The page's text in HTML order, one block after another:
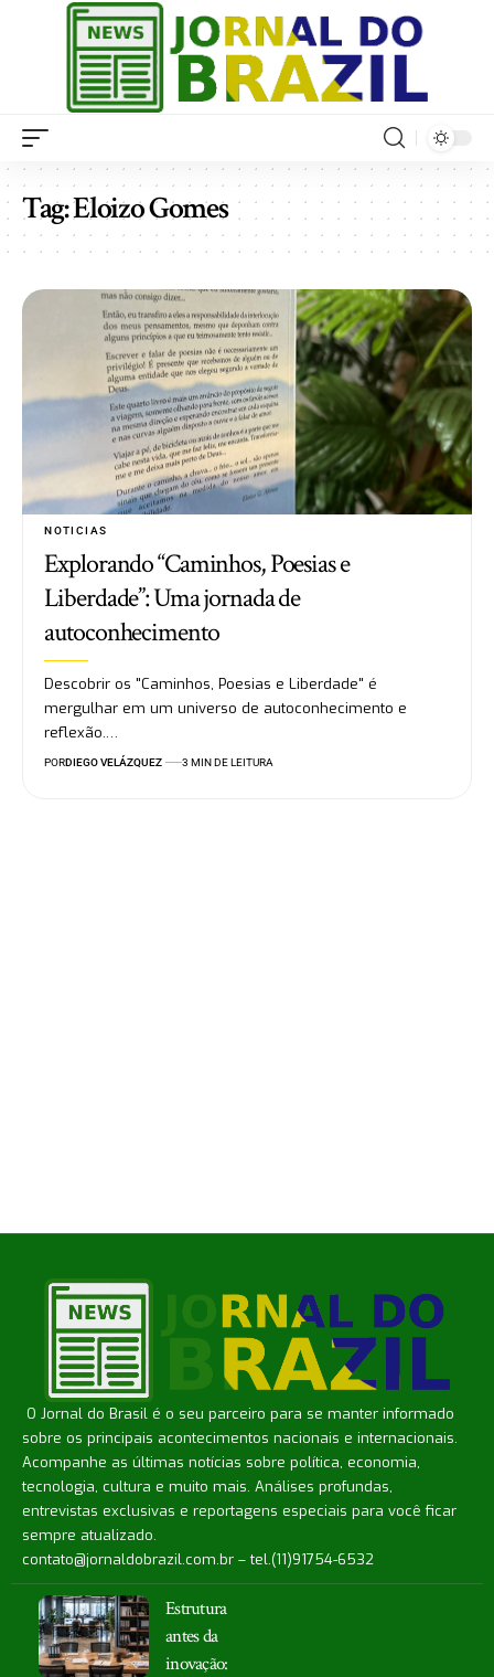
Tag:Eloizo Gomes
NOTICIAS
Explorando “Caminhos, Poesias e
Liberdade”: Uma jornada de
autoconhecimento
Descobrir os "Caminhos, Poesias e Liberdade" é
mergulhar em um universo de autoconhecimento e
reflexão.…
PORDIEGO VELÁZQUEZ 3 MIN DE LEITURA
O Jornal do Brasil é o seu parceiro para se manter informado
sobre os principais acontecimentos nacionais e internacionais.
Acompanhe as últimas notícias sobre política, economia,
tecnologia, cultura e muito mais. Análises profundas,
entrevistas exclusivas e reportagens especiais para você ficar
sempre atualizado.
contato@jornaldobrazil.com.br – tel.(11)91754-6532
Estrutura
antes da
inovação: